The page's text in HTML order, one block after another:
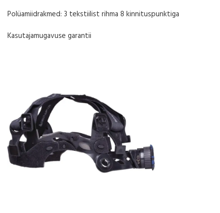
Polüamiidrakmed: 3 tekstiilist rihma 8 kinnituspunktiga
Kasutajamugavuse garantii